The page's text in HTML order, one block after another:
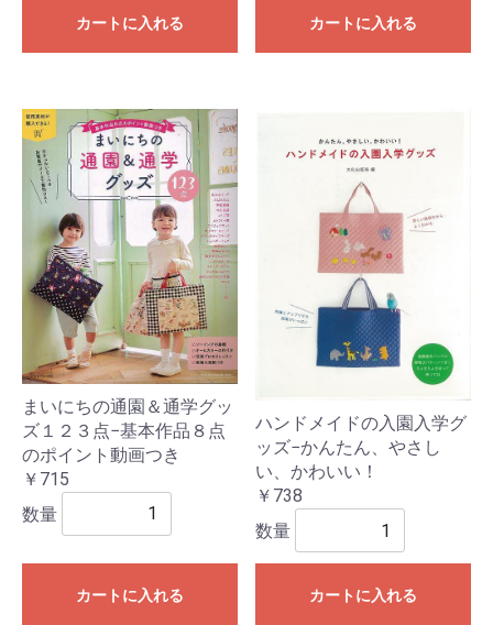
カートに入れる カートに入れる
まいにちの通園＆通学グッ
ズ１２３点−基本作品８点
のポイント動画つき
￥715
数量
カートに入れる
ハンドメイドの入園入学グ
ッズ−かんたん、やさし
い、かわいい！
￥738
数量
カートに入れる